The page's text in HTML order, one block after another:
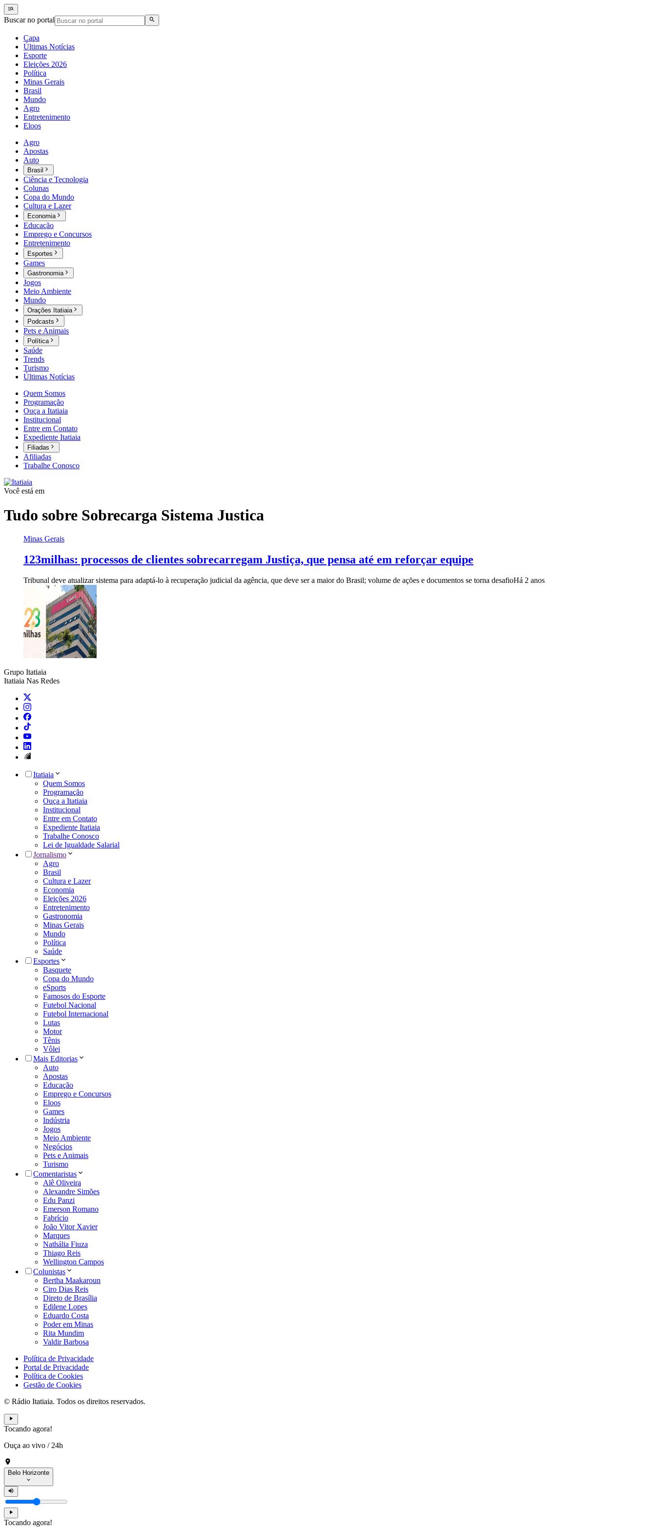
Buscar no portal
Capa
Últimas Notícias
Esporte
Eleições 2026
Política
Minas Gerais
Brasil
Mundo
Agro
Entretenimento
Eloos
Agro
Apostas
Auto
Brasil
Ciência e Tecnologia
Colunas
Copa do Mundo
Cultura e Lazer
Economia
Educação
Emprego e Concursos
Entretenimento
Esportes
Games
Gastronomia
Jogos
Meio Ambiente
Mundo
Orações Itatiaia
Podcasts
Pets e Animais
Política
Saúde
Trends
Turismo
Últimas Notícias
Quem Somos
Programação
Ouça a Itatiaia
Institucional
Entre em Contato
Expediente Itatiaia
Filiadas
Afiliadas
Trabalhe Conosco
Você está em
Tudo sobre Sobrecarga Sistema Justica
Minas Gerais
123milhas: processos de clientes sobrecarregam Justiça, que pensa até em reforçar equipe
Tribunal deve atualizar sistema para adaptá-lo à recuperação judicial da agência, que deve ser a maior do Brasil; volume de ações e documentos se torna desafioHá 2 anos
Grupo Itatiaia
Itatiaia Nas Redes
Itatiaia
Quem Somos
Programação
Ouça a Itatiaia
Institucional
Entre em Contato
Expediente Itatiaia
Trabalhe Conosco
Lei de Igualdade Salarial
Jornalismo
Agro
Brasil
Cultura e Lazer
Economia
Eleições 2026
Entretenimento
Gastronomia
Minas Gerais
Mundo
Política
Saúde
Esportes
Basquete
Copa do Mundo
eSports
Famosos do Esporte
Futebol Nacional
Futebol Internacional
Lutas
Motor
Tênis
Vôlei
Mais Editorias
Auto
Apostas
Educação
Emprego e Concursos
Eloos
Games
Indústria
Jogos
Meio Ambiente
Negócios
Pets e Animais
Turismo
Comentaristas
Alê Oliveira
Alexandre Simões
Edu Panzi
Emerson Romano
Fabrício
João Vitor Xavier
Marques
Nathália Fiuza
Thiago Reis
Wellington Campos
Colunistas
Bertha Maakaroun
Ciro Dias Reis
Direto de Brasília
Edilene Lopes
Eduardo Costa
Poder em Minas
Rita Mundim
Valdir Barbosa
Política de Privacidade
Portal de Privacidade
Política de Cookies
Gestão de Cookies
© Rádio Itatiaia. Todos os direitos reservados.
Tocando agora!
Ouça ao vivo / 24h
Belo Horizonte
Tocando agora!